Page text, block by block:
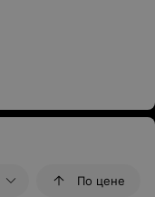
По цене